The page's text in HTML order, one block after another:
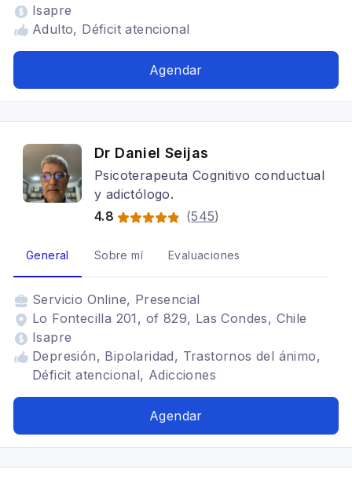
Isapre
Adulto, Déficit atencional
Agendar
Dr Daniel Seijas
Psicoterapeuta Cognitivo conductual
y adictólogo.
4.8
(545)
General Sobre mí Evaluaciones
Servicio Online, Presencial
Lo Fontecilla 201, of 829, Las Condes, Chile
Isapre
Depresión, Bipolaridad, Trastornos del ánimo,
Déficit atencional, Adicciones
Agendar